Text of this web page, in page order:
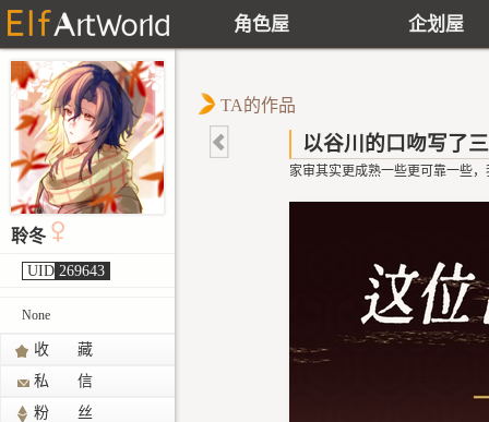
角色屋 企划屋
聆冬
UID 269643
None
收 藏
私 信
粉 丝
TA的作品
以谷川的口吻写了
家审其实更成熟一些更可靠一些